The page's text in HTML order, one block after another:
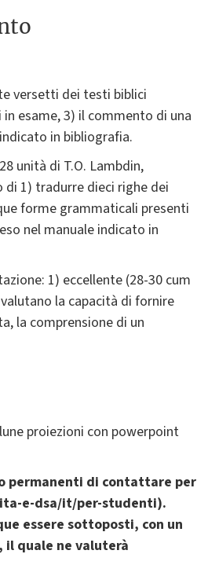
versetti dei testi biblici
esame, 3) il commento di una
in bibliografia.
unità di T.O. Lambdin,
1) tradurre dieci righe dei
forme grammaticali presenti
nel manuale indicato in
1) eccellente (28-30 cum
la capacità di fornire
la comprensione di un
proiezioni con powerpoint
permanenti di contattare per
e-dsa/it/per-studenti).
essere sottoposti, con un
quale ne valuterà